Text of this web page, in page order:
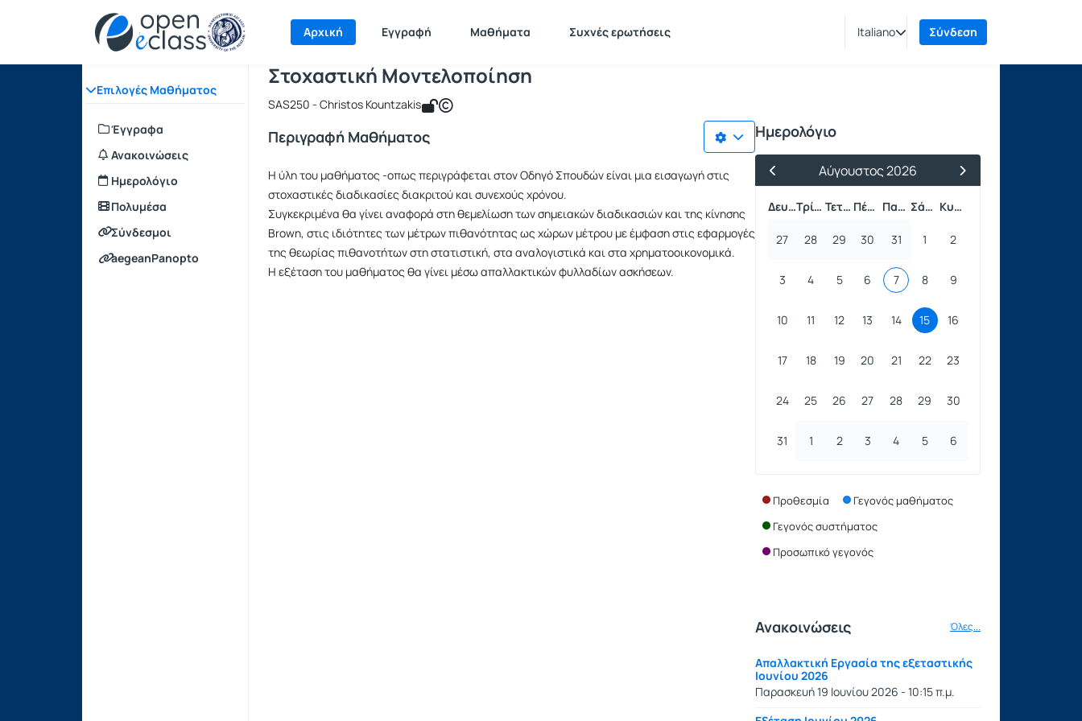
Αρχική Εγγραφή Μαθήματα Συχνές ερωτήσεις Italiano Σύνδεση
Επιλογές Μαθήματος
Έγγραφα
Ανακοινώσεις
Ημερολόγιο
Πολυμέσα
Σύνδεσμοι
aegeanPanopto
Αρχική Σελίδα Στοχαστική Μοντελοποίηση
Μάθημα : Στοχαστική Μοντελοποίηση
Κωδικός : SAS250
Στοχαστική Μοντελοποίηση
SAS250 - Christos Kountzakis
Περιγραφή Μαθήματος
Η ύλη του μαθήματος -οπως περιγράφεται στον Οδηγό Σπουδών είναι μια εισαγωγή στις
στοχαστικές διαδικασίες διακριτού και συνεχούς χρόνου.
Συγκεκριμένα θα γίνει αναφορά στη θεμελίωση των σημειακών διαδικασιών και της κίνησης
Brown, στις ιδιότητες των μέτρων πιθανότητας ως χώρων μέτρου με έμφαση στις εφαρμογές
της θεωρίας πιθανοτήτων στη στατιστική, στα αναλογιστικά και στα χρηματοοικονομικά.
H εξέταση του μαθήματος θα γίνει μέσω απαλλακτικών φυλλαδίων ασκήσεων.
Ημερολόγιο
Προηγούμενος Μήνας
Αύγουστος 2026
Επόμενος Μήνας
Δευτέρα
Τρίτη Τετάρτη Πέμπτη Παρασκευή Σάββατο Κυριακή
27 28 29 30 31 1 2
3 4 5 6 7 8 9
10 11 12 13 14 15 16
17 18 19 20 21 22 23
24 25 26 27 28 29 30
31 1 2 3 4 5 6
Προθεσμία
Γεγονός μαθήματος
Γεγονός συστήματος
Προσωπικό γεγονός
Ανακοινώσεις Όλες...
Aπαλλακτική Εργασία της εξεταστικής
Ιουνίου 2026
Παρασκευή 19 Ιουνίου 2026 - 10:15 π.μ.